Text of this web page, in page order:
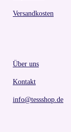
Versandkosten
Über uns
Kontakt
info@tessshop.de